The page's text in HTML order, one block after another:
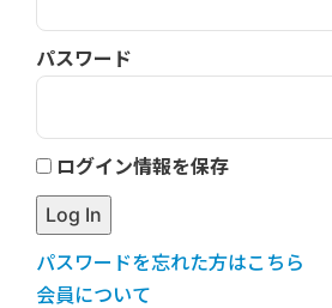
パスワード
ログイン情報を保存
パスワードを忘れた方はこちら
会員について